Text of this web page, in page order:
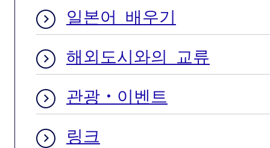
일본어 배우기
해외도시와의 교류
관광・이벤트
링크